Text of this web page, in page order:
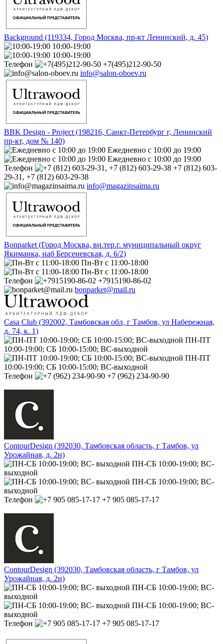
Background (119334, Город Москва, пр-кт Ленинский, д. 45)
10:00-19:00
10:00-19:00
Телефон
+7(495)212-90-50
info@salon-oboev.ru
BBK Design - Project (198216, Санкт-Петербург г, Ленинский
пр-кт, дом № 140)
Ежедневно с 10:00 до 19:00
Ежедневно с 10:00 до 19:00
Телефон
+7 (812) 603-
29-31, +7 (812) 603-29-38
info@magazinsaima.ru
Bonparket (Город Москва, вн.тер.г. муниципальный округ
Якиманка, наб Берсеневская, д. 6/2)
Пн-Вт с 11:00-18:00
Пн-Вт с 11:00-18:00
Телефон
+7915190-86-02
bonparket@mail.ru
Casa Club (392002, Тамбовская обл, г Тамбов, ул Набережная,
д. 74, к. 1)
ПН-ПТ
10:00-19:00; СБ 10:00-15:00; ВС-выходной
ПН-ПТ
10:00-19:00; СБ 10:00-15:00; ВС-выходной
Телефон
+7 (962) 234-90-90
ContourDesign (392030, Тамбовская область, г Тамбов, ул
Урожайная, д. 2н)
ПН-СБ 10:00-19:00; ВС-
выходной
ПН-СБ 10:00-19:00; ВС-
выходной
Телефон
+7 905 085-17-17
ContourDesign (392030, Тамбовская область, г Тамбов, ул
Урожайная, д. 2н)
ПН-СБ 10:00-19:00; ВС-
выходной
ПН-СБ 10:00-19:00; ВС-
выходной
Телефон
+7 905 085-17-17